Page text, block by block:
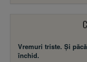
Vremuri triste. Şi
închid.